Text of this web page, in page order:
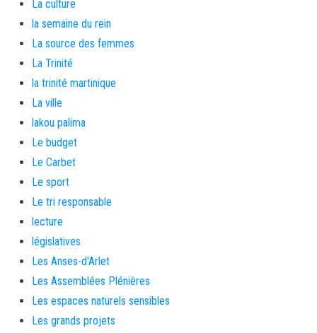
La culture
la semaine du rein
La source des femmes
La Trinité
la trinité martinique
La ville
lakou palima
Le budget
Le Carbet
Le sport
Le tri responsable
lecture
législatives
Les Anses-d'Arlet
Les Assemblées Plénières
Les espaces naturels sensibles
Les grands projets